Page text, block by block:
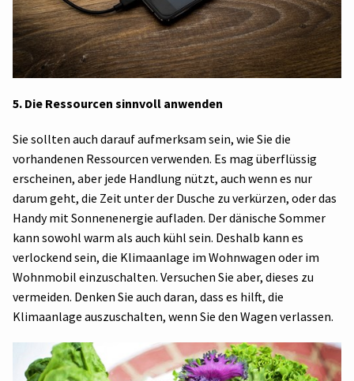
5. Die Ressourcen sinnvoll anwenden
Sie sollten auch darauf aufmerksam sein, wie Sie die
vorhandenen Ressourcen verwenden. Es mag überflüssig
erscheinen, aber jede Handlung nützt, auch wenn es nur
darum geht, die Zeit unter der Dusche zu verkürzen, oder das
Handy mit Sonnenenergie aufladen. Der dänische Sommer
kann sowohl warm als auch kühl sein. Deshalb kann es
verlockend sein, die Klimaanlage im Wohnwagen oder im
Wohnmobil einzuschalten. Versuchen Sie aber, dieses zu
vermeiden. Denken Sie auch daran, dass es hilft, die
Klimaanlage auszuschalten, wenn Sie den Wagen verlassen.